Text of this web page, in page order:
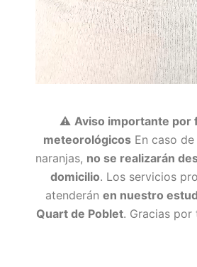
⚠️ Aviso importante por
meteorológicosEn caso de
naranjas, no se realizarán
domicilio. Los servicios
atenderán en nuestro
Quart de Poblet. Gracias por